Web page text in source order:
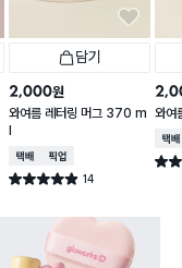
담기
2,000원
와여름 레터링 머그 370 m
l
택배배송매장픽업
별점 4.9점 14
건 작성
와여
택배
별점